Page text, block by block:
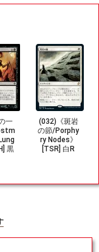
一
黒
(032)《斑岩
の節/Porphy
ry Nodes》
[TSR] 白R